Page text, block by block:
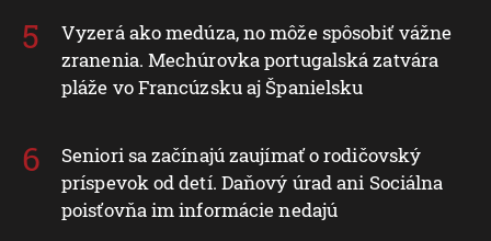
Vyzerá ako medúza, no môže spôsobiť vážne
zranenia. Mechúrovka portugalská zatvára
pláže vo Francúzsku aj Španielsku
Seniori sa začínajú zaujímať o rodičovský
príspevok od detí. Daňový úrad ani Sociálna
poisťovňa im informácie nedajú